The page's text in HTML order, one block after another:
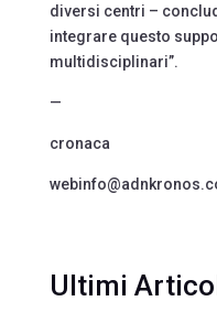
diversi centri –
integrare questo
multidisciplinari”.
—
cronaca
Ultimi